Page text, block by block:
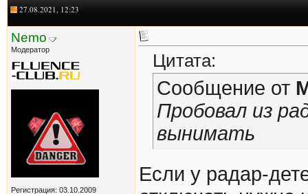
27.08.2021, 12:23
Nemo
Модератор
Регистрация: 03.10.2009
Цитата:
Сообщение от
Пробовал из
вынимать
Если у радар-